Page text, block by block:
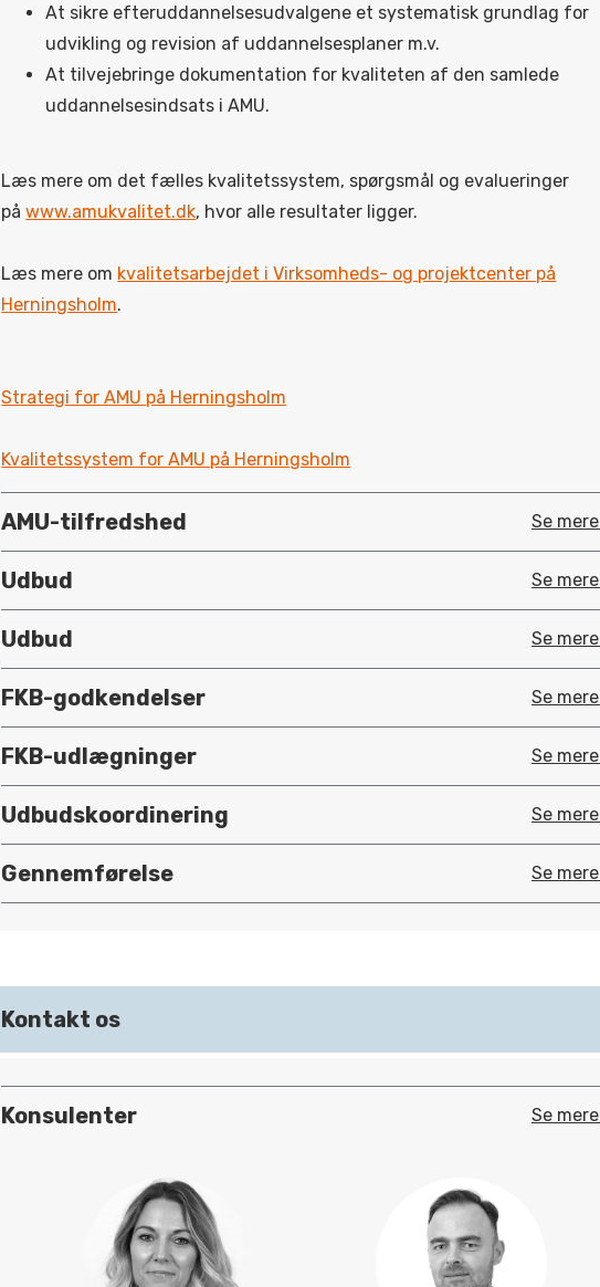
At sikre efteruddannelsesudvalgene et systematisk grundlag for
udvikling og revision af uddannelsesplaner m.v.
At tilvejebringe dokumentation for kvaliteten af den samlede
uddannelsesindsats i AMU.
Læs mere om det fælles kvalitetssystem, spørgsmål og evalueringer
påwww.amukvalitet.dk, hvor alle resultater ligger.
Læs mere om kvalitetsarbejdet i Virksomheds- og projektcenter på
Herningsholm.
Strategi for AMU på Herningsholm
Kvalitetssystem for AMU på Herningsholm
AMU-tilfredshed Se mere
Udbud Se mere
Udbud Se mere
FKB-godkendelser Se mere
FKB-udlægninger Se mere
Udbudskoordinering Se mere
Gennemførelse Se mere
Kontakt os
Konsulenter Se mere